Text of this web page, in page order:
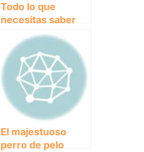
Todo lo que
necesitas saber
sobre los perros
pequeños de raza
Pitbull
El majestuoso
perro de pelo